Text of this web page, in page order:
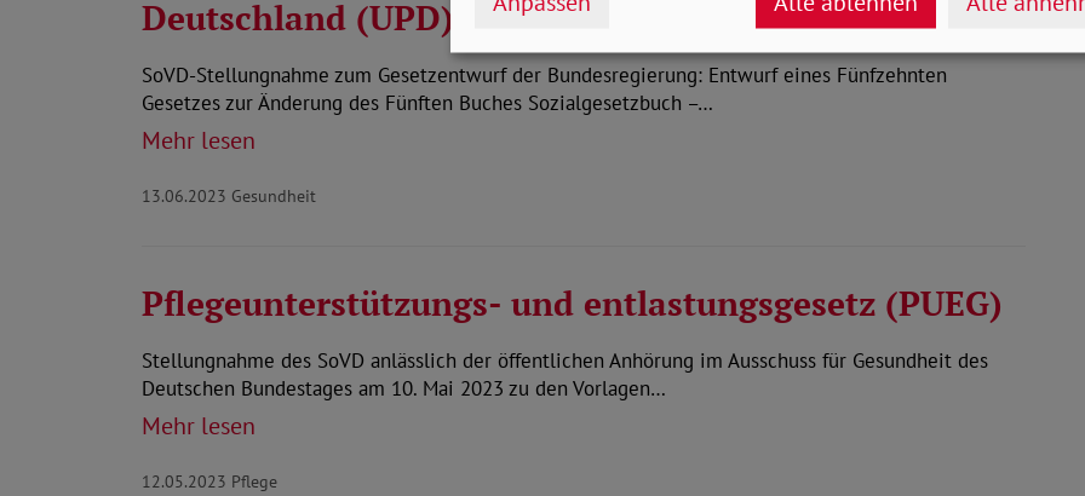
Deutschland (UPD)
SoVD-Stellungnahme zum Gesetzentwurf der Bundesregierung: Entwurf eines Fünfzehnten
Gesetzes zur Änderung des Fünften Buches Sozialgesetzbuch –…
Mehr lesen
13.06.2023 Gesundheit
Pflegeunterstützungs- und entlastungsgesetz (PUEG)
Stellungnahme des SoVD anlässlich der öffentlichen Anhörung im Ausschuss für Gesundheit des
Deutschen Bundestages am 10. Mai 2023 zu den Vorlagen…
Mehr lesen
12.05.2023 Pflege